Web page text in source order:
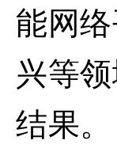
能网
兴等
结果。